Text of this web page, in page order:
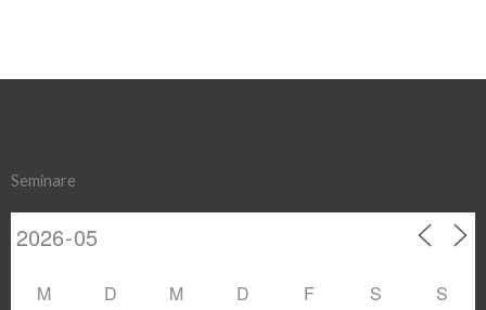
Seminare
M D M D F S S